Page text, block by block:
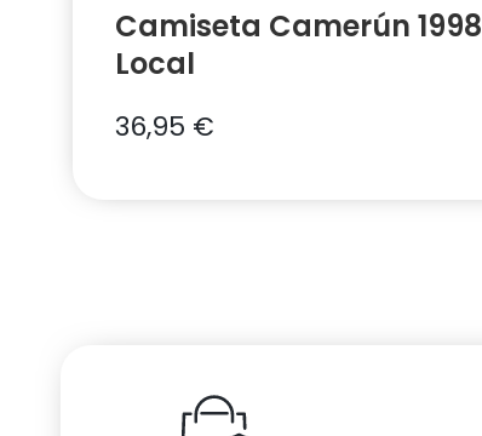
Camiseta Camerún 1998
Local
36,95 €